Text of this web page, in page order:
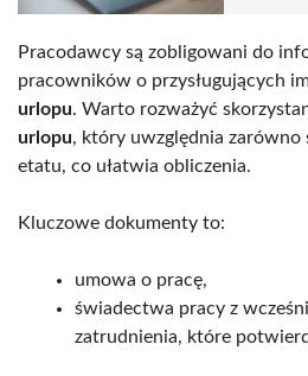
Pracodawcy są zobligowani do
pracowników o przysługujących
urlopu. Warto rozważyć
urlopu, który uwzględnia zarówno
etatu, co ułatwia obliczenia.
Kluczowe dokumenty to:
umowa o pracę,
świadectwa pracy z
zatrudnienia, które